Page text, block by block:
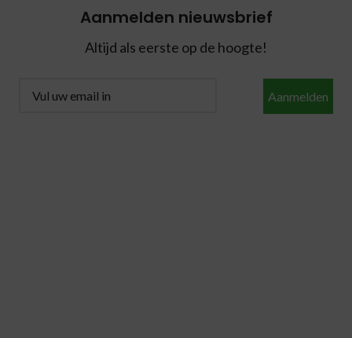
Aanmelden nieuwsbrief
Altijd als eerste op de hoogte!
Aanmelden